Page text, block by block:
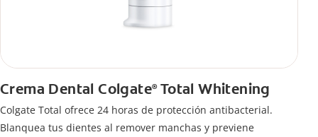
Crema Dental Colgate®Total Whitening
Colgate Total ofrece 24 horas de protección antibacterial.
Blanquea tus dientes al remover manchas y previene